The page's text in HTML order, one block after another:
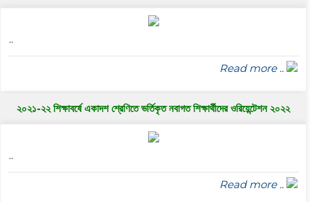
..
Read more ..
২০২১-২২ শিক্ষাবর্ষে একাদশ শ্রেণিতে ভর্তিকৃত নবাগত শিক্ষার্থীদের ওরিয়েন্টেশন ২০২২
..
Read more ..